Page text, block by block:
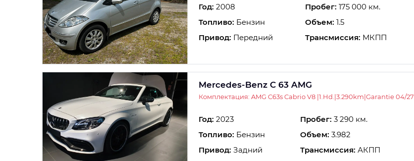
Год: 2008 Пробег: 175 000 км.
Топливо: Бензин Объем: 1.5
Привод: Передний Трансмиссия: МКПП
Mercedes-Benz C 63 AMG
Комплектация: AMG C63s Cabrio V8 |1.Hd.|3.290km|Garantie 04/27
Год: 2023 Пробег: 3 290 км.
Топливо: Бензин Объем: 3.982
Привод: Задний Трансмиссия: АКПП